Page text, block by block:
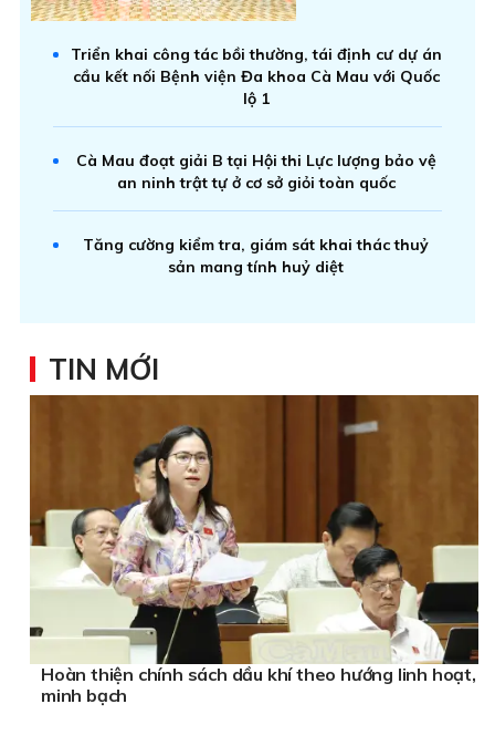
Triển khai công tác bồi thường, tái định cư dự án
cầu kết nối Bệnh viện Đa khoa Cà Mau với Quốc
lộ 1
Cà Mau đoạt giải B tại Hội thi Lực lượng bảo vệ
an ninh trật tự ở cơ sở giỏi toàn quốc
Tăng cường kiểm tra, giám sát khai thác thuỷ
sản mang tính huỷ diệt
TIN MỚI
Hoàn thiện chính sách dầu khí theo hướng linh hoạt,
minh bạch